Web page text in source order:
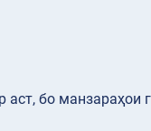
бо манзараҳои